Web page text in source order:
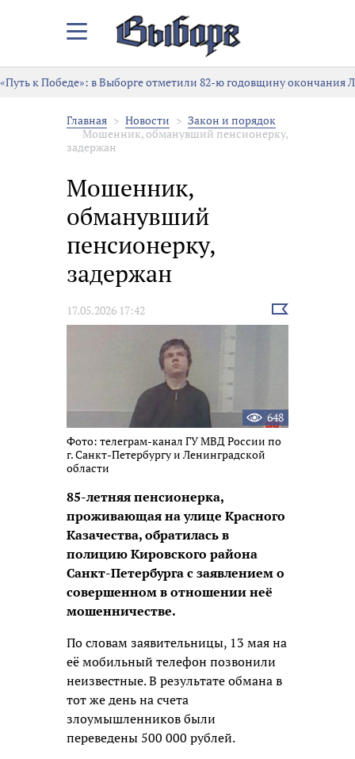
Закрыть/
меню
«Путь к Победе»: в Выборге отметили 82-ю годовщину окончания
Главная Новости
Закон и порядок
Мошенник, обманувший пенсионерку,
задержан
Мошенник,
обманувший
пенсионерку,
задержан
17.05.2026 17:42
Выбрать
новость
648
Фото: телеграм-канал ГУ МВД России по
г. Санкт-Петербургу и Ленинградской
области
85-летняя пенсионерка,
проживающая на улице Красного
Казачества, обратилась в
полицию Кировского района
Санкт-Петербурга с заявлением о
совершенном в отношении неё
мошенничестве.
По словам заявительницы, 13 мая на
её мобильный телефон позвонили
неизвестные. В результате обмана в
тот же день на счета
злоумышленников были
переведены 500 000 рублей.